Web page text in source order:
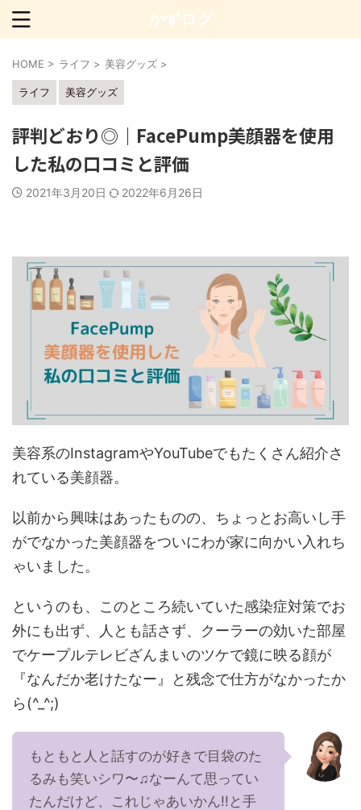
かずログ
HOME > ライフ > 美容グッズ >
ライフ 美容グッズ
評判どおり◎｜FacePump美顔器を使用
した私の口コミと評価
2021年3月20日 2022年6月26日
美容系のInstagramやYouTubeでもたくさん紹介さ
れている美顔器。
以前から興味はあったものの、ちょっとお高いし手
がでなかった美顔器をついにわが家に向かい入れち
ゃいました。
というのも、このところ続いていた感染症対策でお
外にも出ず、人とも話さず、クーラーの効いた部屋
でケープルテレビざんまいのツケで鏡に映る顔が
『なんだか老けたなー』と残念で仕方がなかったか
ら(^_^;)
もともと人と話すのが好きで目袋のた
るみも笑いシワ〜♫なーんて思ってい
たんだけど、これじゃあいかん!!と手